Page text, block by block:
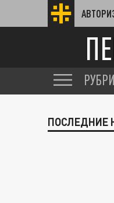
ПОСЛЕДНИЕ